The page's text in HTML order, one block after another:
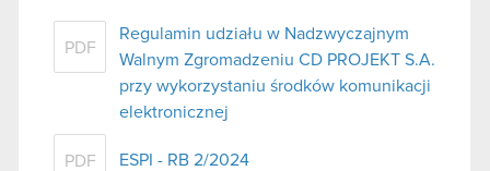
PDF
Regulamin udziału w Nadzwyczajnym
Walnym Zgromadzeniu CD PROJEKT S.A.
przy wykorzystaniu środków komunikacji
elektronicznej
PDF ESPI - RB 2/2024